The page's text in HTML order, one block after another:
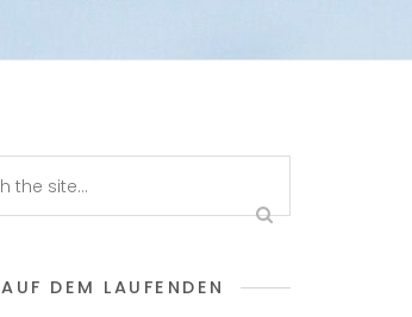
AUF DEM LAUFENDEN